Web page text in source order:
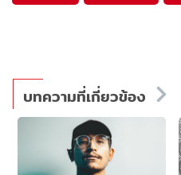
บทความที่เกี่ยวข้อง